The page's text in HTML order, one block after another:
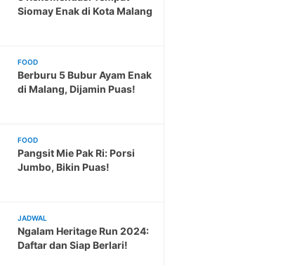
Siomay Enak di Kota Malang
FOOD
Berburu 5 Bubur Ayam Enak
di Malang, Dijamin Puas!
FOOD
Pangsit Mie Pak Ri: Porsi
Jumbo, Bikin Puas!
JADWAL
Ngalam Heritage Run 2024:
Daftar dan Siap Berlari!